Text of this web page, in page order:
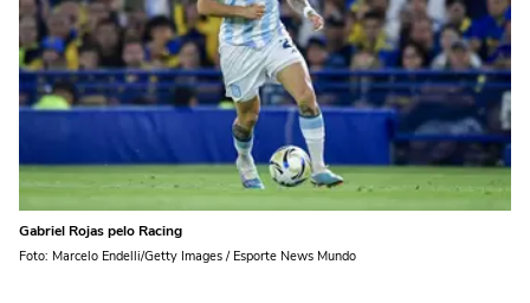
Gabriel Rojas pelo Racing
Foto: Marcelo Endelli/Getty Images / Esporte News Mundo